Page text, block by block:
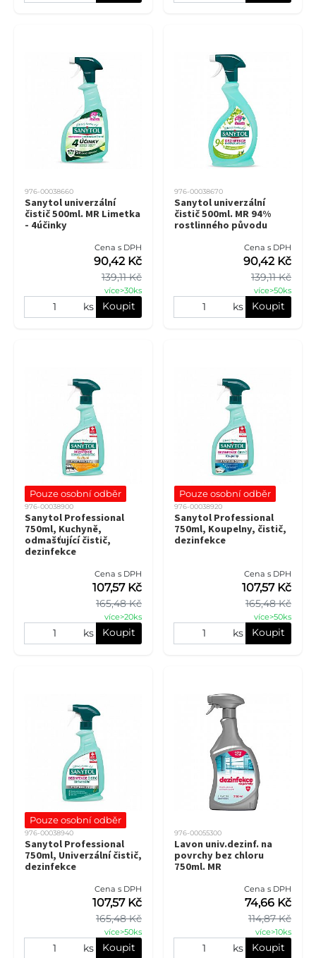
976-00038660
Sanytol univerzální
čistič 500ml. MR Limetka
- 4účinky
Cena s DPH
139,11 Kč
90,42 Kč
více>30ks
ks Koupit
976-00038670
Sanytol univerzální
čistič 500ml. MR 94%
rostlinného původu
Cena s DPH
139,11 Kč
90,42 Kč
více>50ks
ks Koupit
Pouze osobní odběr
976-00038900
Sanytol Professional
750ml, Kuchyně,
odmašťující čistič,
dezinfekce
Cena s DPH
165,48 Kč
107,57 Kč
více>20ks
ks Koupit
Pouze osobní odběr
976-00038920
Sanytol Professional
750ml, Koupelny, čistič,
dezinfekce
Cena s DPH
165,48 Kč
107,57 Kč
více>50ks
ks Koupit
Pouze osobní odběr
976-00038940
Sanytol Professional
750ml, Univerzální čistič,
dezinfekce
Cena s DPH
165,48 Kč
107,57 Kč
více>50ks
ks Koupit
976-00055300
Lavon univ.dezinf. na
povrchy bez chloru
750ml. MR
Cena s DPH
114,87 Kč
74,66 Kč
více>10ks
ks Koupit